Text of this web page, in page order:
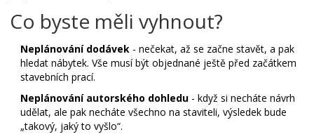
Co byste měli vyhnout?
Neplánování dodávek - nečekat, až se začne stavět, a pak
hledat nábytek. Vše musí být objednané ještě před začátkem
stavebních prací.
Neplánování autorského dohledu - když si necháte návrh
udělat, ale pak necháte všechno na staviteli, výsledek bude
„takový, jaký to vyšlo“.